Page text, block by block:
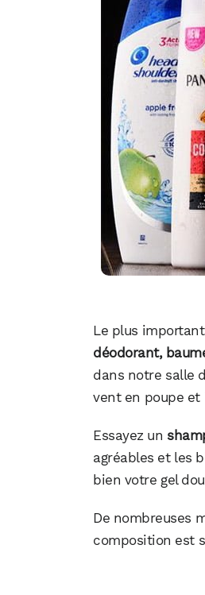
Le plus
déodorant,
dans notre salle
vent en poupe et
Essayez un
agréables et les
bien votre gel
De nombreuses
composition est